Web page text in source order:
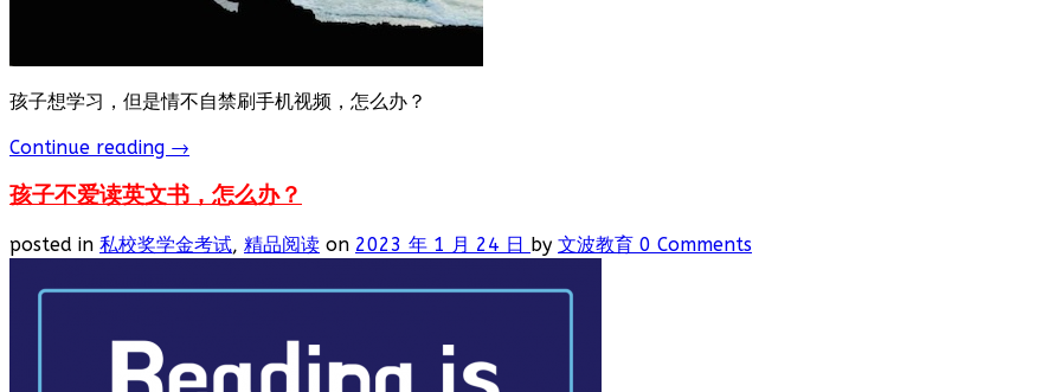
孩子想学习，但是情不自禁刷手机视频，怎么办？
Continue reading →
孩子不爱读英文书，怎么办？
posted in 私校奖学金考试, 精品阅读 on 2023 年 1 月 24 日 by 文波教育 0 Comments